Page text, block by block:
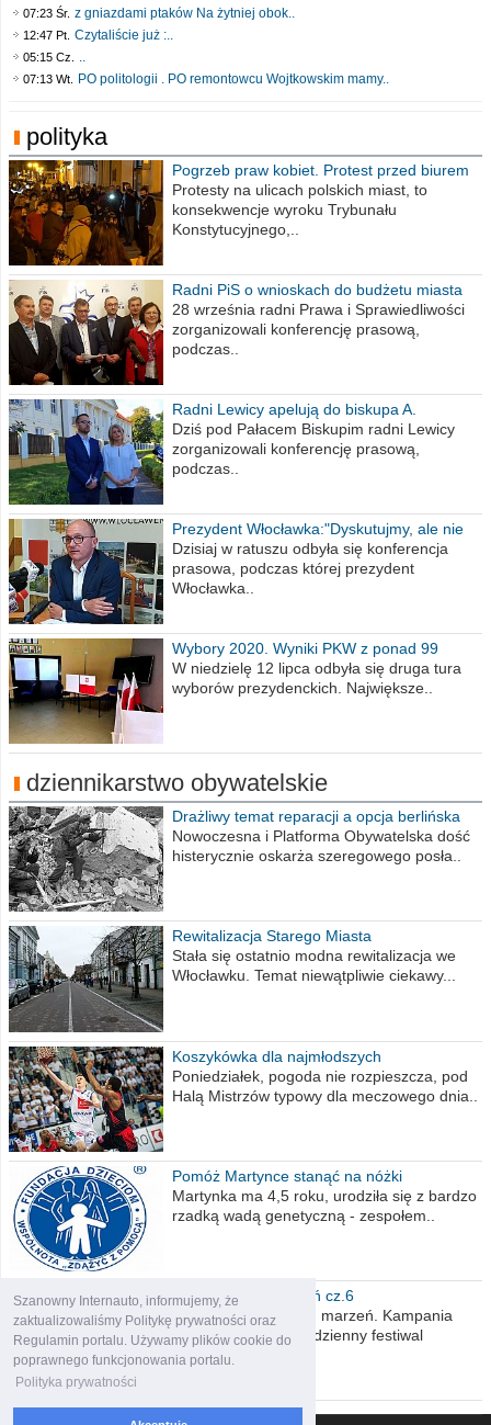
Szanowny Internauto, informujemy, że
zaktualizowaliśmy Politykę prywatności oraz
Regulamin portalu. Używamy plików cookie do
poprawnego funkcjonowania portalu.
Polityka prywatności
07:23 Śr. z gniazdami ptaków Na żytniej obok..
12:47 Pt. Czytaliście już :..
05:15 Cz. ..
07:13 Wt. PO politologii . PO remontowcu Wojtkowskim mamy..
polityka
Pogrzeb praw kobiet. Protest przed biurem
poselskim PiS
Protesty na ulicach polskich miast, to
konsekwencje wyroku Trybunału
Konstytucyjnego,..
Radni PiS o wnioskach do budżetu miasta
na 2021 rok
28 września radni Prawa i Sprawiedliwości
zorganizowali konferencję prasową,
podczas..
Radni Lewicy apelują do biskupa A.
Wiesława Meringa
Dziś pod Pałacem Biskupim radni Lewicy
zorganizowali konferencję prasową,
podczas..
Prezydent Włocławka:"Dyskutujmy, ale nie
obrażajmy się”
Dzisiaj w ratuszu odbyła się konferencja
prasowa, podczas której prezydent
Włocławka..
Wybory 2020. Wyniki PKW z ponad 99
procent obwodów
W niedzielę 12 lipca odbyła się druga tura
wyborów prezydenckich. Największe..
dziennikarstwo obywatelskie
Drażliwy temat reparacji a opcja berlińska
Nowoczesna i Platforma Obywatelska dość
histerycznie oskarża szeregowego posła..
Rewitalizacja Starego Miasta
Stała się ostatnio modna rewitalizacja we
Włocławku. Temat niewątpliwie ciekawy...
Koszykówka dla najmłodszych
Poniedziałek, pogoda nie rozpieszcza, pod
Halą Mistrzów typowy dla meczowego dnia..
Pomóż Martynce stanąć na nóżki
Martynka ma 4,5 roku, urodziła się z bardzo
rzadką wadą genetyczną - zespołem..
Polska moich marzeń cz.6
Nadszedł kres moich marzeń. Kampania
wyborcza czyli niecodzienny festiwal
obietnic,..